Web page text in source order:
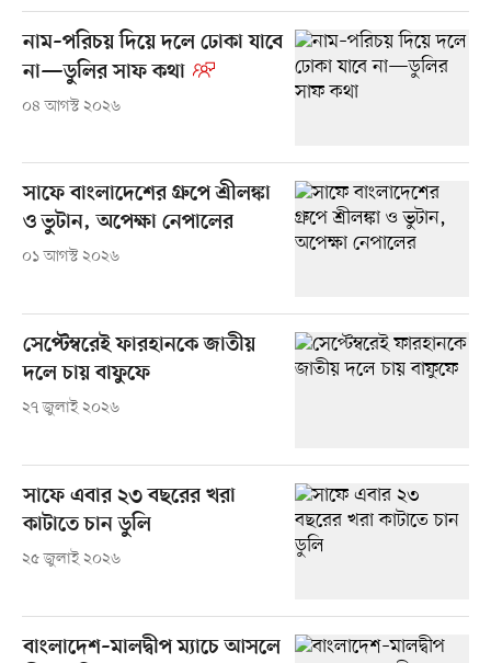
নাম–পরিচয় দিয়ে দলে ঢোকা যাবে
না—ডুলির সাফ কথা
০৪ আগস্ট ২০২৬
সাফে বাংলাদেশের গ্রুপে শ্রীলঙ্কা
ও ভুটান, অপেক্ষা নেপালের
০১ আগস্ট ২০২৬
সেপ্টেম্বরেই ফারহানকে জাতীয়
দলে চায় বাফুফে
২৭ জুলাই ২০২৬
সাফে এবার ২৩ বছরের খরা
কাটাতে চান ডুলি
২৫ জুলাই ২০২৬
বাংলাদেশ–মালদ্বীপ ম্যাচে আসলে